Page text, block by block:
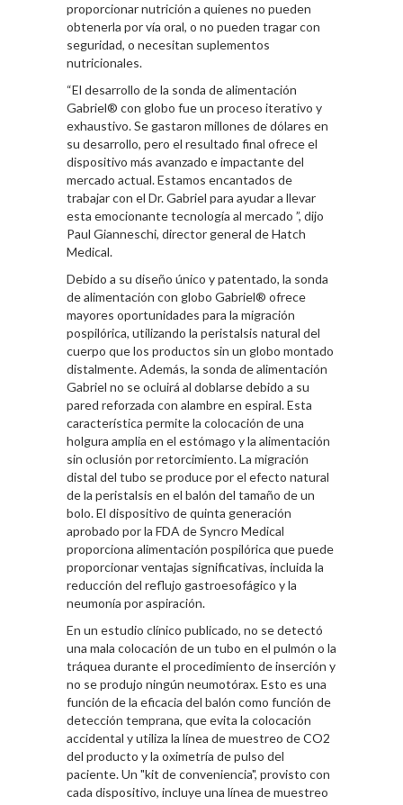
proporcionar nutrición a quienes no pueden
obtenerla por vía oral, o no pueden tragar con
seguridad, o necesitan suplementos
nutricionales.
“El desarrollo de la sonda de alimentación
Gabriel® con globo fue un proceso iterativo y
exhaustivo. Se gastaron millones de dólares en
su desarrollo, pero el resultado final ofrece el
dispositivo más avanzado e impactante del
mercado actual. Estamos encantados de
trabajar con el Dr. Gabriel para ayudar a llevar
esta emocionante tecnología al mercado ”, dijo
Paul Gianneschi, director general de Hatch
Medical.
Debido a su diseño único y patentado, la sonda
de alimentación con globo Gabriel® ofrece
mayores oportunidades para la migración
pospilórica, utilizando la peristalsis natural del
cuerpo que los productos sin un globo montado
distalmente. Además, la sonda de alimentación
Gabriel no se ocluirá al doblarse debido a su
pared reforzada con alambre en espiral. Esta
característica permite la colocación de una
holgura amplia en el estómago y la alimentación
sin oclusión por retorcimiento. La migración
distal del tubo se produce por el efecto natural
de la peristalsis en el balón del tamaño de un
bolo. El dispositivo de quinta generación
aprobado por la FDA de Syncro Medical
proporciona alimentación pospilórica que puede
proporcionar ventajas significativas, incluida la
reducción del reflujo gastroesofágico y la
neumonía por aspiración.
En un estudio clínico publicado, no se detectó
una mala colocación de un tubo en el pulmón o la
tráquea durante el procedimiento de inserción y
no se produjo ningún neumotórax. Esto es una
función de la eficacia del balón como función de
detección temprana, que evita la colocación
accidental y utiliza la línea de muestreo de CO2
del producto y la oximetría de pulso del
paciente. Un "kit de conveniencia", provisto con
cada dispositivo, incluye una línea de muestreo